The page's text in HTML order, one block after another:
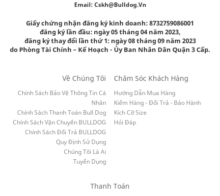
Email: Cskh@bulldog.vn
Giấy chứng nhận đăng ký kinh doanh: 8732759086001
đăng ký lần đầu: ngày 05 tháng 04 năm 2023,
đăng ký thay đổi lần thứ 1: ngày 08 tháng 09 năm 2023
do Phòng Tài Chính – Kế Hoạch - Ủy Ban Nhân Dân Quận 3 Cấp.
Về Chúng Tôi
Chính Sách Bảo Vệ Thông Tin Cá
Nhân
Chính Sách Thanh Toán Bull Dog
Chính Sách Vận Chuyển BULLDOG
Chính Sách Đổi Trả BULLDOG
Quy Định Sử Dụng
Chúng Tôi Là Ai
Tuyển Dụng
Chăm Sóc Khách Hàng
Hướng Dẫn Mua Hàng
Kiểm Hàng - Đổi Trả - Bảo Hành
Kích Cỡ Size
Hỏi Đáp
Thanh Toán